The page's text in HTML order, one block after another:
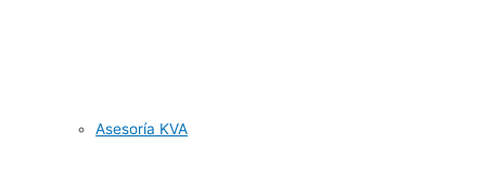
Asesoría KVA